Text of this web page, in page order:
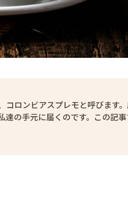
コロンビアスプレモと呼びます
達の手元に届くのです。この記